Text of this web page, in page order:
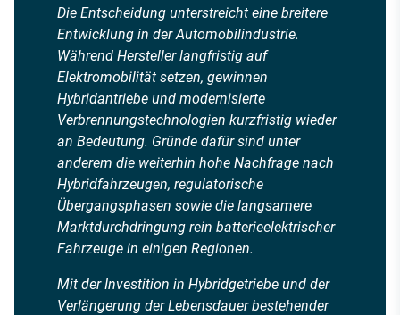
Die Entscheidung unterstreicht eine breitere
Entwicklung in der Automobilindustrie.
Während Hersteller langfristig auf
Elektromobilität setzen, gewinnen
Hybridantriebe und modernisierte
Verbrennungstechnologien kurzfristig wieder
an Bedeutung. Gründe dafür sind unter
anderem die weiterhin hohe Nachfrage nach
Hybridfahrzeugen, regulatorische
Übergangsphasen sowie die langsamere
Marktdurchdringung rein batterieelektrischer
Fahrzeuge in einigen Regionen.
Mit der Investition in Hybridgetriebe und der
Verlängerung der Lebensdauer bestehender